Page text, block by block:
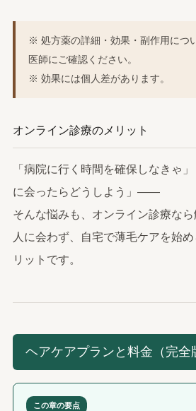
※ 処方薬の詳細・効果・副作用につ
医師にご確認ください。
※ 効果には個人差があります。
オンライン診療のメリット
「病院に行く時間を確保しなきゃ
に会ったらどうしよう」——
そんな悩みも、オンライン診療なら
人に会わず、自宅で薄毛ケアを始
リットです。
ヘアケアプランと料金（完全
この章の要点